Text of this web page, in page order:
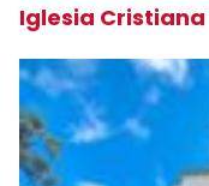
Iglesia